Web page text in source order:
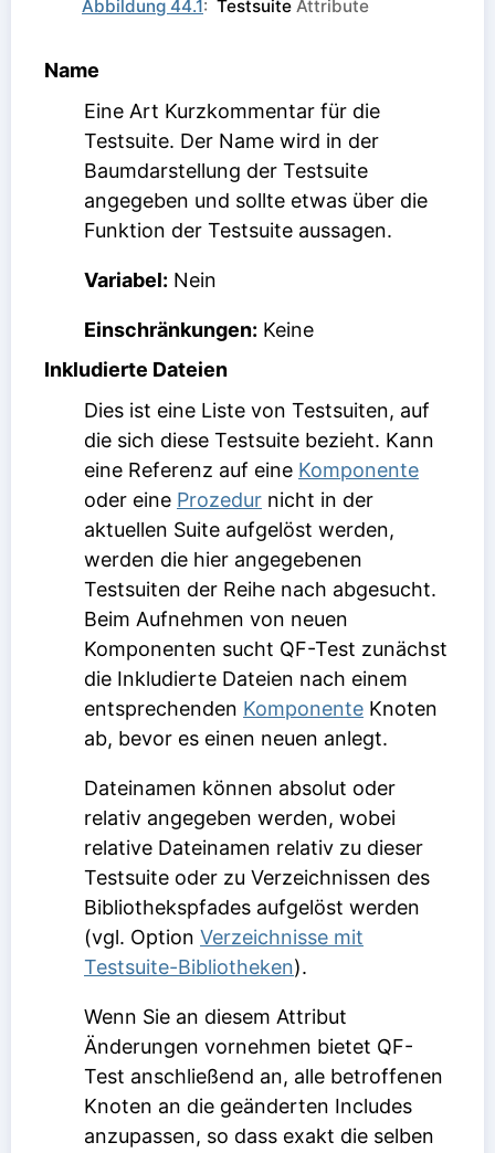
Abbildung 44.1 : Testsuite Attribute
Name
Eine Art Kurzkommentar für die
Testsuite. Der Name wird in der
Baumdarstellung der Testsuite
angegeben und sollte etwas über die
Funktion der Testsuite aussagen.
Variabel: Nein
Einschränkungen: Keine
Inkludierte Dateien
Dies ist eine Liste von Testsuiten, auf
die sich diese Testsuite bezieht. Kann
eine Referenz auf eine Komponente
oder eine Prozedur nicht in der
aktuellen Suite aufgelöst werden,
werden die hier angegebenen
Testsuiten der Reihe nach abgesucht.
Beim Aufnehmen von neuen
Komponenten sucht QF-Test zunächst
die Inkludierte Dateien nach einem
entsprechenden Komponente Knoten
ab, bevor es einen neuen anlegt.
Dateinamen können absolut oder
relativ angegeben werden, wobei
relative Dateinamen relativ zu dieser
Testsuite oder zu Verzeichnissen des
Bibliothekspfades aufgelöst werden
(vgl. Option Verzeichnisse mit
Testsuite-Bibliotheken).
Wenn Sie an diesem Attribut
Änderungen vornehmen bietet QF-
Test anschließend an, alle betroffenen
Knoten an die geänderten Includes
anzupassen, so dass exakt die selben